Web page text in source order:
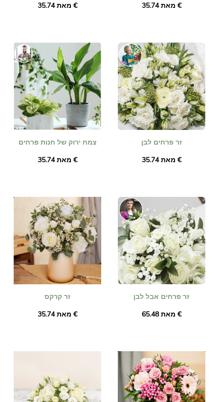
מאת ‏35.74 €
מאת ‏35.74 €
צמח ירוק של חנות פרחים
מאת ‏35.74 €
זר פרחים לבן
מאת ‏35.74 €
זר קרקס
מאת ‏35.74 €
זר פרחים אבל לבן
מאת ‏65.48 €